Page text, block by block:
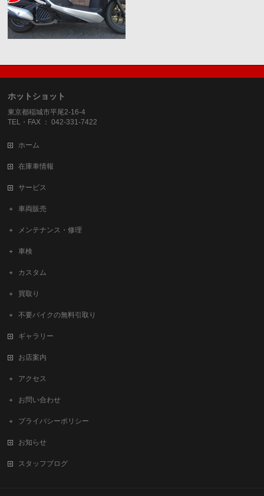
ホットショット
東京都稲城市平尾2-16-4
TEL・FAX ： 042-331-7422
ホーム
在庫車情報
サービス
車両販売
メンテナンス・修理
車検
カスタム
買取り
不要バイクの無料引取り
ギャラリー
お店案内
アクセス
お問い合わせ
プライバシーポリシー
お知らせ
スタッフブログ